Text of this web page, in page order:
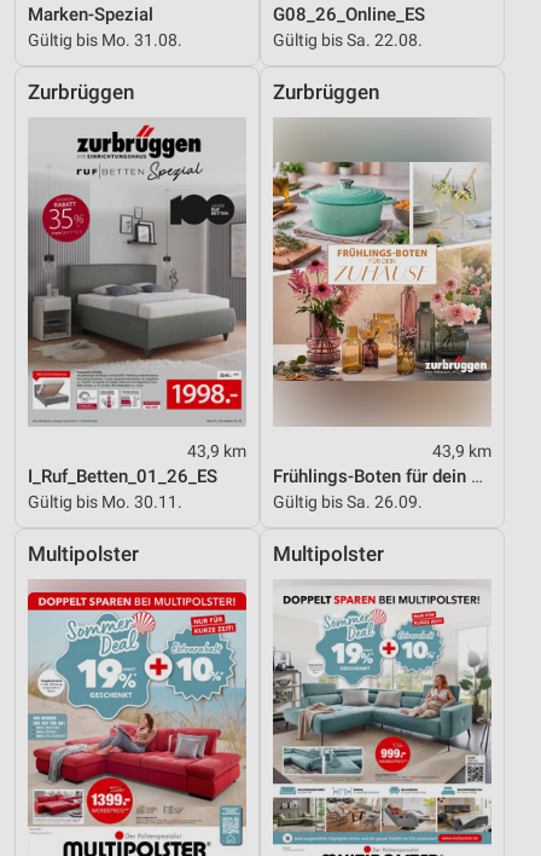
Marken-Spezial
Gültig bis Mo. 31.08.
G08_26_Online_ES
Gültig bis Sa. 22.08.
Zurbrüggen
43,9 km
I_Ruf_Betten_01_26_ES
Gültig bis Mo. 30.11.
Zurbrüggen
43,9 km
Frühlings-Boten für dein Zuhause
Gültig bis Sa. 26.09.
Multipolster Multipolster